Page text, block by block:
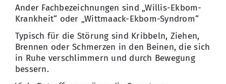
Ander Fachbezeichnungen sind „Willis-Ekbom-
Krankheit“ oder „Wittmaack-Ekbom-Syndrom“
Typisch für die Störung sind Kribbeln, Ziehen,
Brennen oder Schmerzen in den Beinen, die sich
in Ruhe verschlimmern und durch Bewegung
bessern.